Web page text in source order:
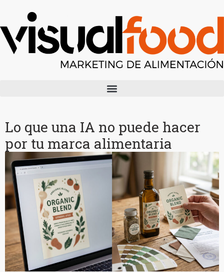
Lo que una IA no puede hacer
por tu marca alimentaria